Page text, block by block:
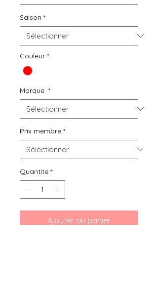
Saison *
Couleur *
Marque *
Prix membre *
Quantité *
Ajouter au panier